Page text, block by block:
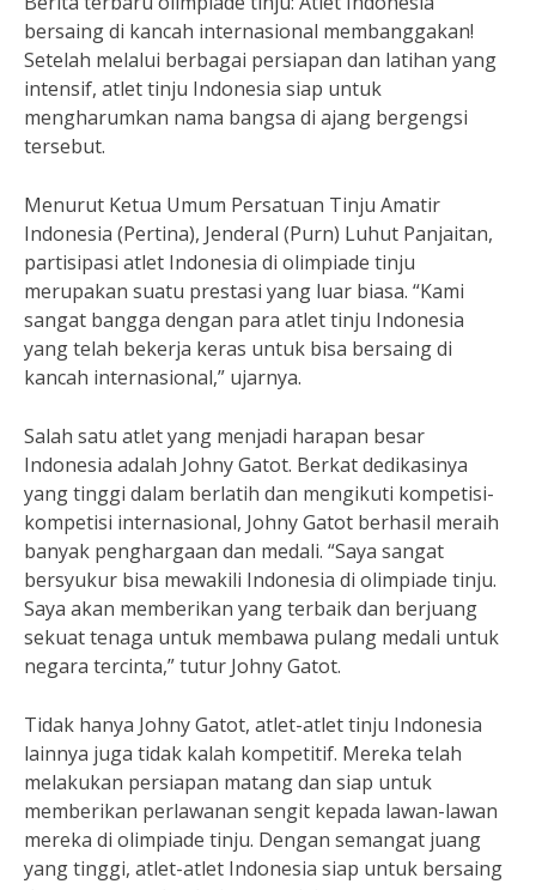
bersaing di kancah internasional membanggakan!
Setelah melalui berbagai persiapan dan latihan yang
intensif, atlet tinju Indonesia siap untuk
mengharumkan nama bangsa di ajang bergengsi
tersebut.
Menurut Ketua Umum Persatuan Tinju Amatir
Indonesia (Pertina), Jenderal (Purn) Luhut Panjaitan,
partisipasi atlet Indonesia di olimpiade tinju
merupakan suatu prestasi yang luar biasa. “Kami
sangat bangga dengan para atlet tinju Indonesia
yang telah bekerja keras untuk bisa bersaing di
kancah internasional,” ujarnya.
Salah satu atlet yang menjadi harapan besar
Indonesia adalah Johny Gatot. Berkat dedikasinya
yang tinggi dalam berlatih dan mengikuti kompetisi-
kompetisi internasional, Johny Gatot berhasil meraih
banyak penghargaan dan medali. “Saya sangat
bersyukur bisa mewakili Indonesia di olimpiade tinju.
Saya akan memberikan yang terbaik dan berjuang
sekuat tenaga untuk membawa pulang medali untuk
negara tercinta,” tutur Johny Gatot.
Tidak hanya Johny Gatot, atlet-atlet tinju Indonesia
lainnya juga tidak kalah kompetitif. Mereka telah
melakukan persiapan matang dan siap untuk
memberikan perlawanan sengit kepada lawan-lawan
mereka di olimpiade tinju. Dengan semangat juang
yang tinggi, atlet-atlet Indonesia siap untuk bersaing